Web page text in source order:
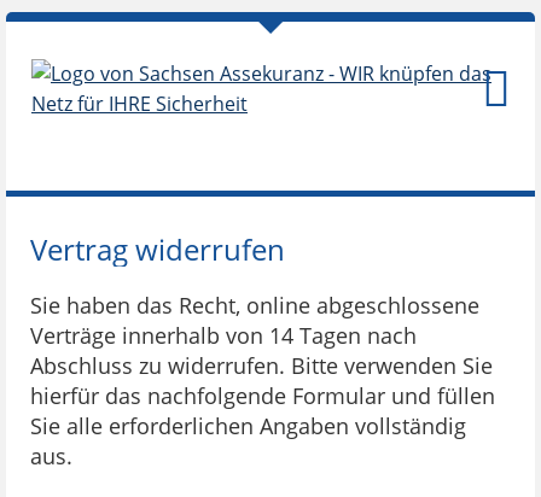
Vertrag widerrufen
Sie haben das Recht, online abgeschlossene
Verträge innerhalb von 14 Tagen nach
Abschluss zu widerrufen. Bitte verwenden Sie
hierfür das nachfolgende Formular und füllen
Sie alle erforderlichen Angaben vollständig
aus.